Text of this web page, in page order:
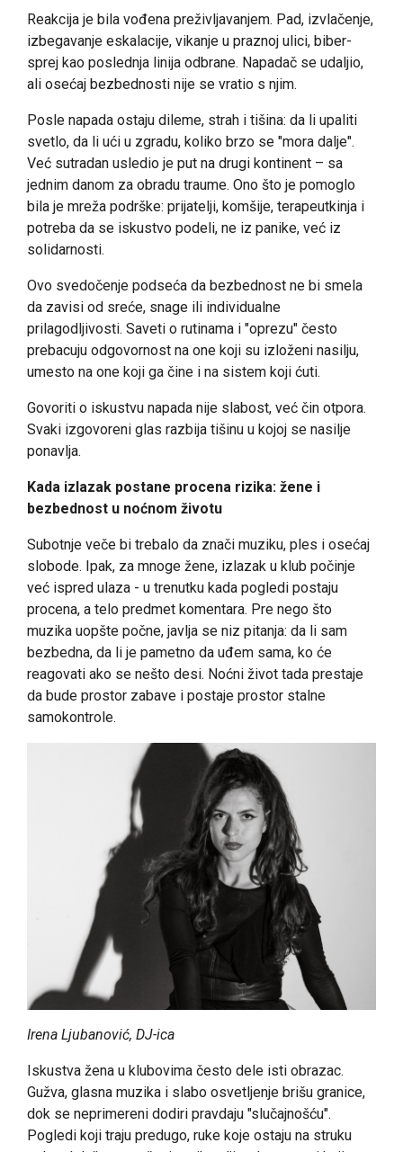
Reakcija je bila vođena preživljavanjem. Pad, izvlačenje,
izbegavanje eskalacije, vikanje u praznoj ulici, biber-
sprej kao poslednja linija odbrane. Napadač se udaljio,
ali osećaj bezbednosti nije se vratio s njim.
Posle napada ostaju dileme, strah i tišina: da li upaliti
svetlo, da li ući u zgradu, koliko brzo se "mora dalje".
Već sutradan usledio je put na drugi kontinent – sa
jednim danom za obradu traume. Ono što je pomoglo
bila je mreža podrške: prijatelji, komšije, terapeutkinja i
potreba da se iskustvo podeli, ne iz panike, već iz
solidarnosti.
Ovo svedočenje podseća da bezbednost ne bi smela
da zavisi od sreće, snage ili individualne
prilagodljivosti. Saveti o rutinama i "oprezu" često
prebacuju odgovornost na one koji su izloženi nasilju,
umesto na one koji ga čine i na sistem koji ćuti.
Govoriti o iskustvu napada nije slabost, već čin otpora.
Svaki izgovoreni glas razbija tišinu u kojoj se nasilje
ponavlja.
Kada izlazak postane procena rizika: žene i
bezbednost u noćnom životu
Subotnje veče bi trebalo da znači muziku, ples i osećaj
slobode. Ipak, za mnoge žene, izlazak u klub počinje
već ispred ulaza - u trenutku kada pogledi postaju
procena, a telo predmet komentara. Pre nego što
muzika uopšte počne, javlja se niz pitanja: da li sam
bezbedna, da li je pametno da uđem sama, ko će
reagovati ako se nešto desi. Noćni život tada prestaje
da bude prostor zabave i postaje prostor stalne
samokontrole.
Irena Ljubanović, DJ-ica
Iskustva žena u klubovima često dele isti obrazac.
Gužva, glasna muzika i slabo osvetljenje brišu granice,
dok se neprimereni dodiri pravdaju "slučajnošću".
Pogledi koji traju predugo, ruke koje ostaju na struku